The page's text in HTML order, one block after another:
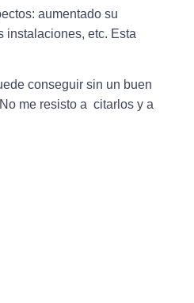
aumentado su
instalaciones, etc. Esta
conseguir sin un buen
me resisto a citarlos y a